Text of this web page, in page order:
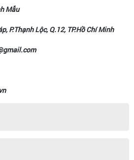
Mẫu
P.Thạnh Lộc, Q.12, TP.Hồ Chí Minh